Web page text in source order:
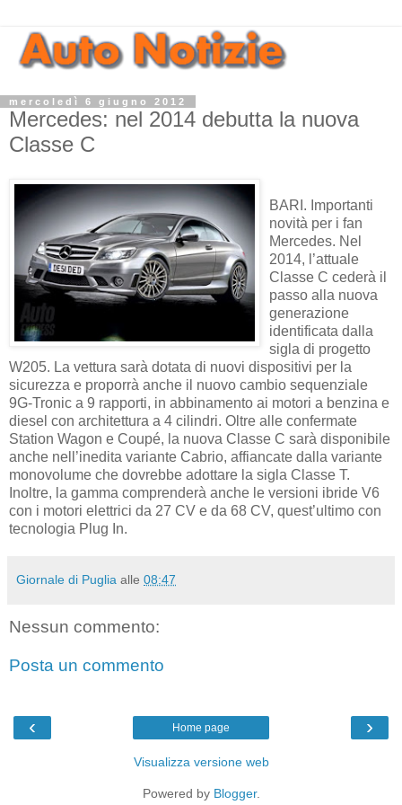
mercoledì 6 giugno 2012
Mercedes: nel 2014 debutta la nuova
Classe C
BARI. Importanti
novità per i fan
Mercedes. Nel
2014, l’attuale
Classe C cederà il
passo alla nuova
generazione
identificata dalla
sigla di progetto
W205. La vettura sarà dotata di nuovi dispositivi per la
sicurezza e proporrà anche il nuovo cambio sequenziale
9G-Tronic a 9 rapporti, in abbinamento ai motori a benzina e
diesel con architettura a 4 cilindri. Oltre alle confermate
Station Wagon e Coupé, la nuova Classe C sarà disponibile
anche nell’inedita variante Cabrio, affiancate dalla variante
monovolume che dovrebbe adottare la sigla Classe T.
Inoltre, la gamma comprenderà anche le versioni ibride V6
con i motori elettrici da 27 CV e da 68 CV, quest’ultimo con
tecnologia Plug In.
Giornale di Puglia alle 08:47
Nessun commento:
Posta un commento
‹ ›
Home page
Visualizza versione web
Powered by Blogger.